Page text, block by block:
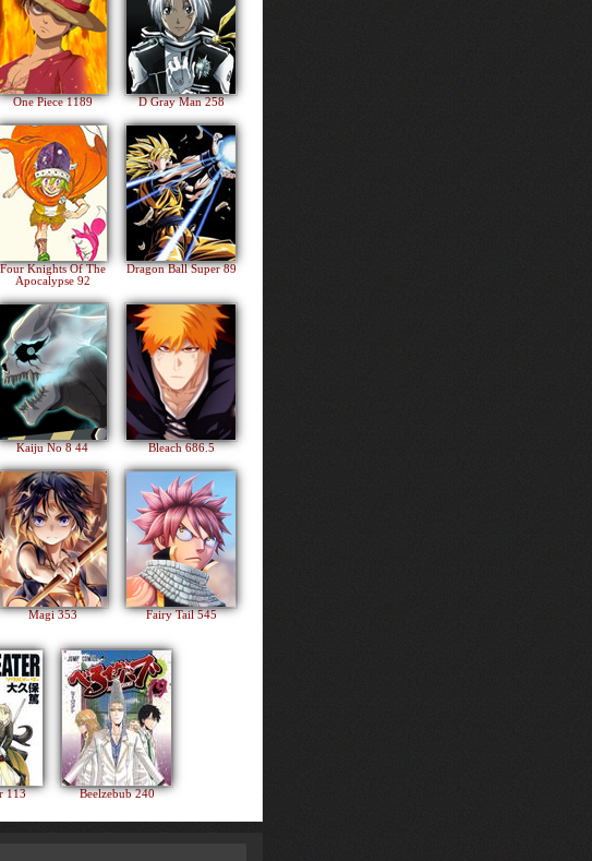
One Piece 1189 D Gray Man 258
Four Knights Of The
Apocalypse 92
Dragon Ball Super 89
Kaiju No 8 44 Bleach 686.5
Magi 353 Fairy Tail 545
113 Beelzebub 240